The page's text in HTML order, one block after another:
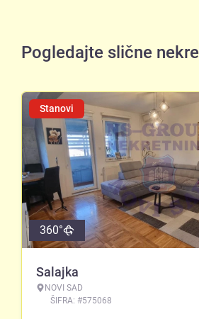
Pogledajte slične
Stanovi
360°
Salajka
NOVI SAD
ŠIFRA: #575068